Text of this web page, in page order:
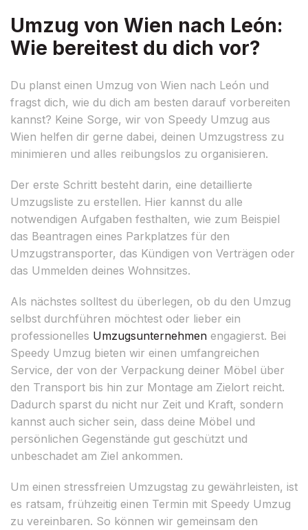
Umzug von Wien nach León:
Wie bereitest du dich vor?
Du planst einen Umzug von Wien nach León und
fragst dich, wie du dich am besten darauf vorbereiten
kannst? Keine Sorge, wir von Speedy Umzug aus
Wien helfen dir gerne dabei, deinen Umzugstress zu
minimieren und alles reibungslos zu organisieren.
Der erste Schritt besteht darin, eine detaillierte
Umzugsliste zu erstellen. Hier kannst du alle
notwendigen Aufgaben festhalten, wie zum Beispiel
das Beantragen eines Parkplatzes für den
Umzugstransporter, das Kündigen von Verträgen oder
das Ummelden deines Wohnsitzes.
Als nächstes solltest du überlegen, ob du den Umzug
selbst durchführen möchtest oder lieber ein
professionelles Umzugsunternehmen engagierst. Bei
Speedy Umzug bieten wir einen umfangreichen
Service, der von der Verpackung deiner Möbel über
den Transport bis hin zur Montage am Zielort reicht.
Dadurch sparst du nicht nur Zeit und Kraft, sondern
kannst auch sicher sein, dass deine Möbel und
persönlichen Gegenstände gut geschützt und
unbeschadet am Ziel ankommen.
Um einen stressfreien Umzugstag zu gewährleisten, ist
es ratsam, frühzeitig einen Termin mit Speedy Umzug
zu vereinbaren. So können wir gemeinsam den